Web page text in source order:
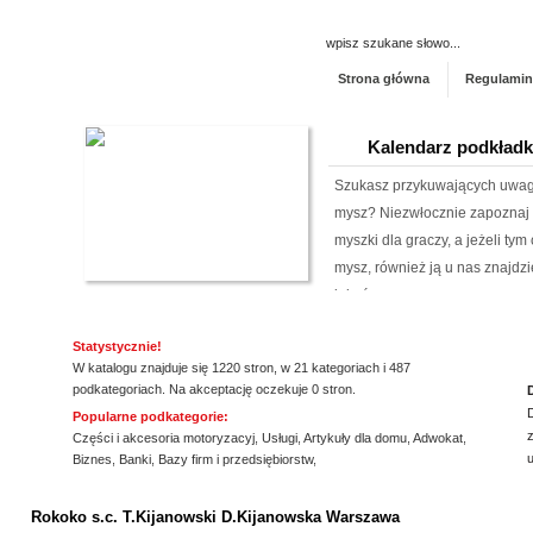
Strona główna
Kalendarz
Szukasz przykuwających
mysz? Niezwłocznie
myszki dla graczy, a jeżeli
mysz, również ją u nas
jakośc...
Sklep lema24. pl funkcjonuje
innych rodzajów odzieży.
Jest to zarówno odzież
znajdzie dla siebie
Producent
Statystycznie!
W katalogu znajduje się 1220 stron, w 21 kategoriach i 487
podkategoriach. Na akceptację oczekuje 0 stron.
Popularne podkategorie:
Części i akcesoria motoryzacyj Usługi Artykuły dla domu Adwokat
Biznes
Banki Bazy firm i przedsiębiorstw,
Rokoko s.c. T.Kijanowski D.Kijanowska Warszawa